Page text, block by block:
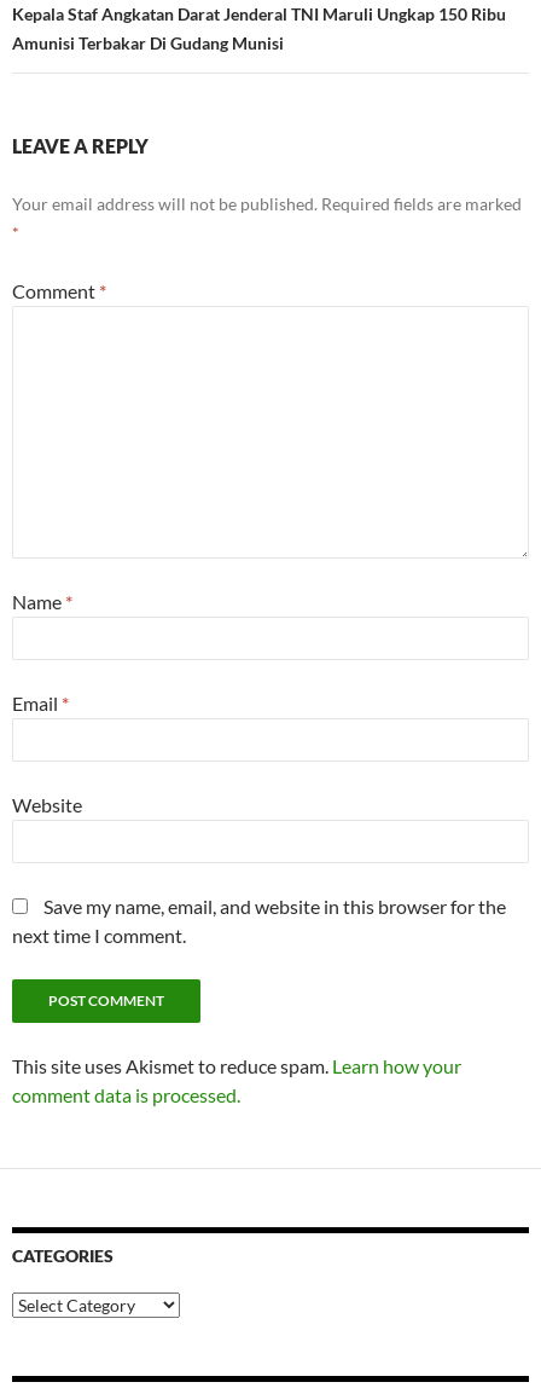
Kepala Staf Angkatan Darat Jenderal TNI Maruli Ungkap 150 Ribu
Amunisi Terbakar Di Gudang Munisi
LEAVE A REPLY
Your email address will not be published. Required fields are marked
*
Comment *
Name *
Email *
Website
Save my name, email, and website in this browser for the
next time I comment.
This site uses Akismet to reduce spam. Learn how your
comment data is processed.
CATEGORIES
Categories